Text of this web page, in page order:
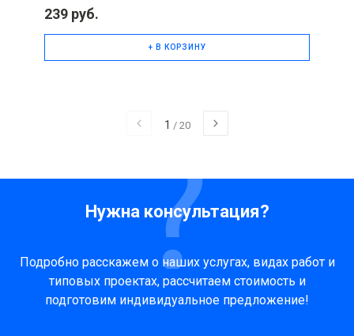
239 руб.
+ В КОРЗИНУ
1 / 20
Нужна консультация?
Подробно расскажем о наших услугах, видах работ и
типовых проектах, рассчитаем стоимость и
подготовим индивидуальное предложение!